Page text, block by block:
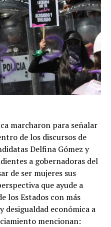
marcharon para señalar
de los discursos de
Delfina Gómez y
a gobernadoras del
de ser mujeres sus
que ayude a
los Estados con más
desigualdad económica a
mencionan: